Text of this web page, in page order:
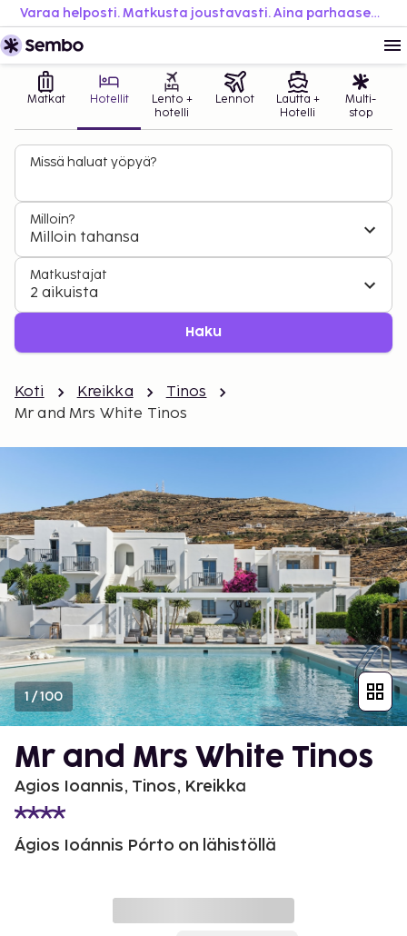
Varaa helposti. Matkusta joustavasti. Aina parhaaseen hintaan.
Matkat Hotellit
Lento +
hotelli
Lennot
Lautta +
Hotelli
Multi-
stop
Missä haluat yöpyä?
Milloin?
Milloin tahansa
Matkustajat
2 aikuista
Haku
Koti Kreikka
Tinos
Mr and Mrs White Tinos
1/100
Mr and Mrs White Tinos
Agios Ioannis, Tinos, Kreikka
Ágios Ioánnis Pórto on lähistöllä